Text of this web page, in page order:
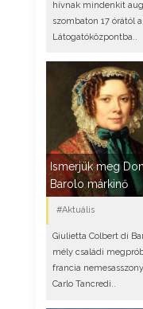
hívnak mindenkit
szombaton 17 órától
Látogatóközpontba..
Ismerjük meg
Barolo márkinő
#Aktuális
Giulietta Colbert di
mély családi
francia
Carlo Tancredi..